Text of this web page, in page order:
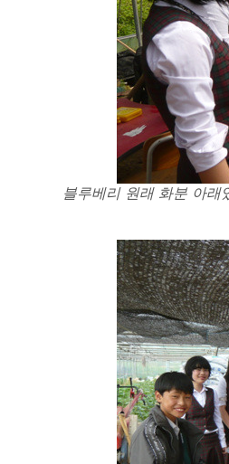
블루베리 원래 화분 아래